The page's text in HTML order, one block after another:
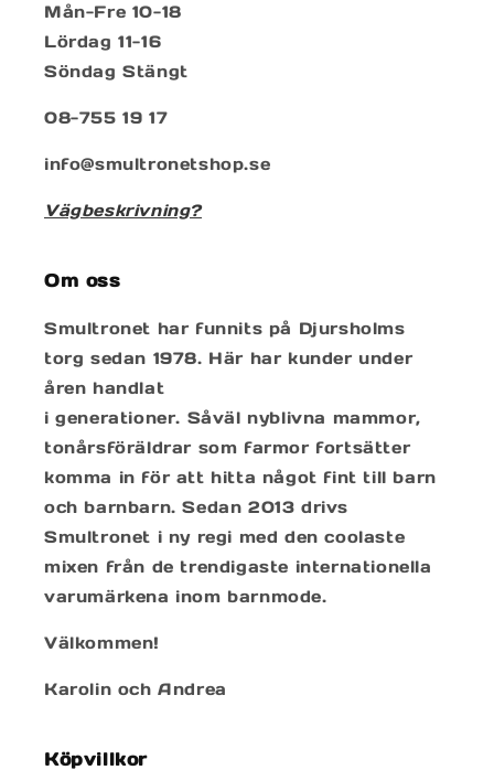
Mån-Fre 10-18
Lördag 11-16
Söndag Stängt
08-755 19 17
info@smultronetshop.se
Vägbeskrivning?
Om oss
Smultronet har funnits på Djursholms
torg sedan 1978. Här har kunder under
åren handlat
i generationer. Såväl nyblivna mammor,
tonårsföräldrar som farmor fortsätter
komma in för att hitta något fint till barn
och barnbarn. Sedan 2013 drivs
Smultronet i ny regi med den coolaste
mixen från de trendigaste internationella
varumärkena inom barnmode.
Välkommen!
Karolin och Andrea
Köpvillkor